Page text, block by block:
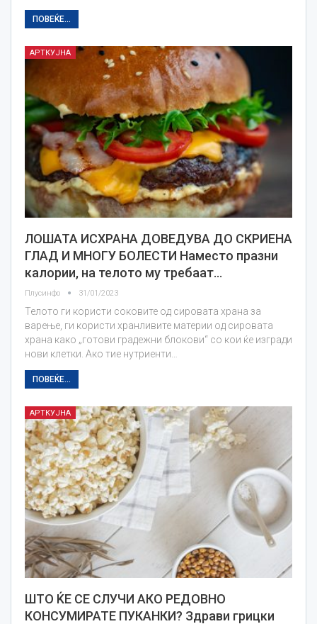
ПОВЕЌЕ...
АРТКУЈНА
ЛОШАТА ИСХРАНА ДОВЕДУВА ДО СКРИЕНА
ГЛАД И МНОГУ БОЛЕСТИ Наместо празни
калории, на телото му требаат…
Плусинфо 31/01/2023
Телото ги користи соковите од сировата храна за
варење, ги користи хранливите материи од сировата
храна како „готови градежни блокови“ со кои ќе изгради
нови клетки. Ако тие нутриенти…
ПОВЕЌЕ...
АРТКУЈНА
ШТО ЌЕ СЕ СЛУЧИ АКО РЕДОВНО
КОНСУМИРАТЕ ПУКАНКИ? Здрави грицки